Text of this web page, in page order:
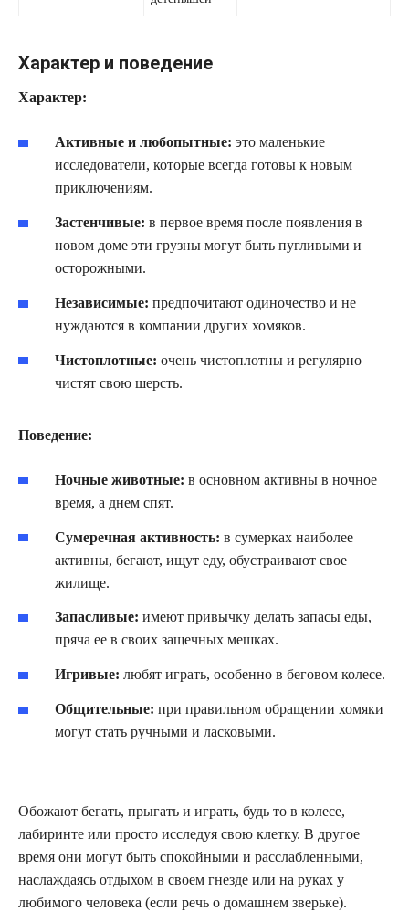
Характер и поведение
Характер:
Активные и любопытные: это маленькие
исследователи, которые всегда готовы к новым
приключениям.
Застенчивые: в первое время после появления в
новом доме эти грузны могут быть пугливыми и
осторожными.
Независимые: предпочитают одиночество и не
нуждаются в компании других хомяков.
Чистоплотные: очень чистоплотны и регулярно
чистят свою шерсть.
Поведение:
Ночные животные: в основном активны в ночное
время, а днем спят.
Сумеречная активность: в сумерках наиболее
активны, бегают, ищут еду, обустраивают свое
жилище.
Запасливые: имеют привычку делать запасы еды,
пряча ее в своих защечных мешках.
Игривые: любят играть, особенно в беговом колесе.
Общительные: при правильном обращении хомяки
могут стать ручными и ласковыми.
Обожают бегать, прыгать и играть, будь то в колесе,
лабиринте или просто исследуя свою клетку. В другое
время они могут быть спокойными и расслабленными,
наслаждаясь отдыхом в своем гнезде или на руках у
любимого человека (если речь о домашнем зверьке).